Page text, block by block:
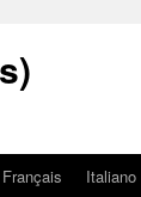
Français Italiano